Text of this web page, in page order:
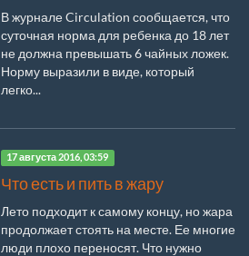
В журнале Circulation сообщается, что
суточная норма для ребенка до 18 лет
не должна превышать 6 чайных ложек.
Норму выразили в виде, который
легко...
17 августа 2016, 03:59
Что есть и пить в жару
Лето подходит к самому концу, но жара
продолжает стоять на месте. Ее многие
люди плохо переносят. Что нужно